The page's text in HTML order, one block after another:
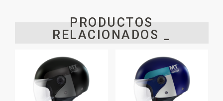
PRODUCTOS
RELACIONADOS _